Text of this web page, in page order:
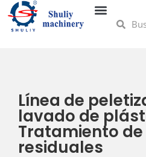
Línea de
lavado de
Tratamiento
residuales